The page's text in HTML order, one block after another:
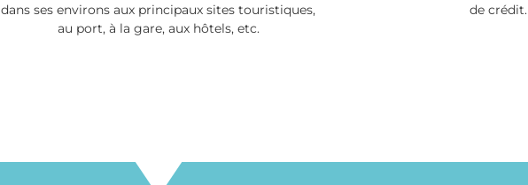
dans ses environs aux principaux sites touristiques,
au port, à la gare, aux hôtels, etc.
de crédit.